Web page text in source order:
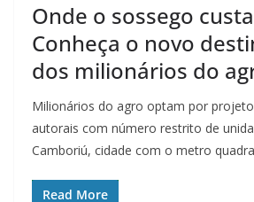
Onde o sossego
Conheça o novo
dos milionários do
Milionários do agro optam por
autorais com número restrito de
Camboriú, cidade com o metro
Read More